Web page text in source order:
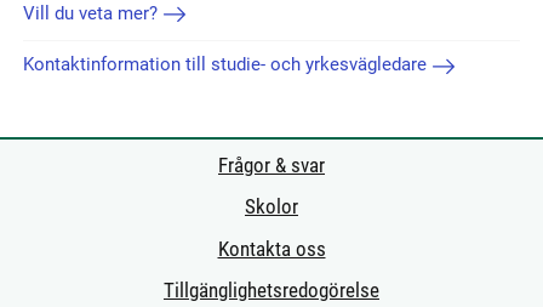
Vill du veta mer?
Kontaktinformation till studie- och yrkesvägledare
Frågor & svar
Skolor
Kontakta oss
Tillgänglighetsredogörelse